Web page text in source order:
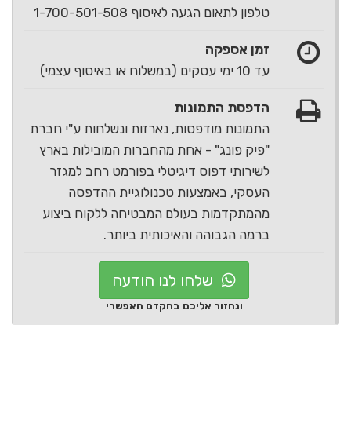
טלפון לתאום הגעה לאיסוף 1-700-501-508
זמן אספקה
עד 10 ימי עסקים (במשלוח או באיסוף עצמי)
הדפסת התמונות
התמונות מודפסות, נארזות ונשלחות ע"י חברת
"פיק פונג" - אחת מהחברות המובילות בארץ
לשירותי דפוס דיגיטלי בפורמט רחב למגזר
העסקי, באמצעות טכנולוגיית ההדפסה
מהמתקדמות בעולם המבטיחה ללקוח ביצוע
ברמה הגבוהה והאיכותית ביותר.
שלחו לנו הודעה
ונחזור אליכם בהקדם האפשרי